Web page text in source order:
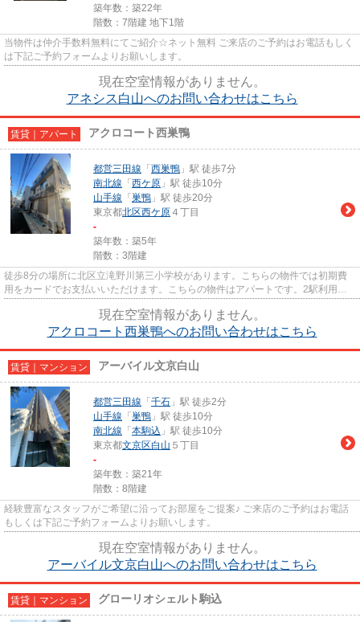
築年数：築22年
階数：7階建 地下1階
当物件は仲介手数料無料にてご紹介☆ネット無料 ご来店のご予約はお電話もしく
は下記ご予約フォームよりお願いします。
現在空室情報がありません。
アネシス白山へのお問い合わせはこちら
賃貸｜アパート アクロコート西巣鴨
都営三田線 「 西巣鴨 」駅 徒歩7分
南北線 「 西ケ原 」駅 徒歩10分
山手線 「 巣鴨 」駅 徒歩20分
東京都北区西ケ原 ４丁目
-
築年数：築5年
階数：3階建
徒歩8分の場所に北区立滝野川第三小学校があります。こちらの物件では初期費
用をカードでお支払いいただけます。こちらの物件はアパートです。2駅利用可
現在空室情報がありません。
アクロコート西巣鴨へのお問い合わせはこちら
賃貸｜マンション アーバイル文京白山
都営三田線 「 千石 」駅 徒歩2分
山手線 「 巣鴨 」駅 徒歩10分
南北線 「 本駒込 」駅 徒歩10分
東京都文京区白山 ５丁目
-
築年数：築21年
階数：8階建
経験豊富なスタッフがご希望に沿ってお部屋をご提案♪ ご来店のご予約はお電話
もしくは下記ご予約フォームよりお願いします。
現在空室情報がありません。
アーバイル文京白山へのお問い合わせはこちら
賃貸｜マンション グローリオシェルト駒込